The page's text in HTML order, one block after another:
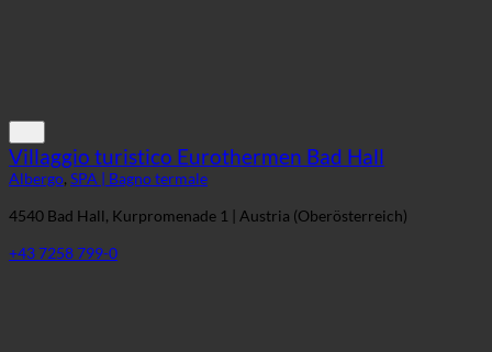
Villaggio turistico Eurothermen Bad Hall
Albergo, SPA | Bagno termale
4540 Bad Hall, Kurpromenade 1 | Austria (Oberösterreich)
+43 7258 799-0